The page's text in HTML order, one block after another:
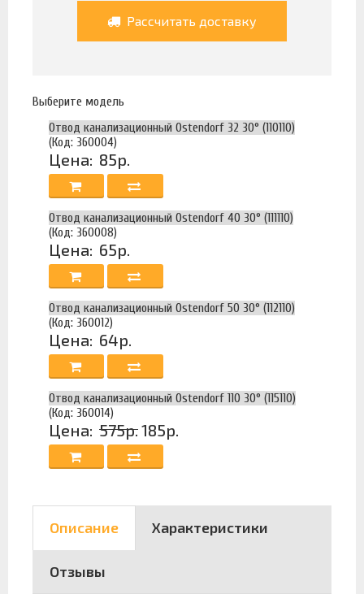
Рассчитать доставку
Выберите модель
Отвод канализационный Ostendorf 32 30° (110110)
(Код: 360004)
Цена: 85р.
Отвод канализационный Ostendorf 40 30° (111110)
(Код: 360008)
Цена: 65р.
Отвод канализационный Ostendorf 50 30° (112110)
(Код: 360012)
Цена: 64р.
Отвод канализационный Ostendorf 110 30° (115110)
(Код: 360014)
Цена: 575р.185р.
Описание Характеристики
Отзывы